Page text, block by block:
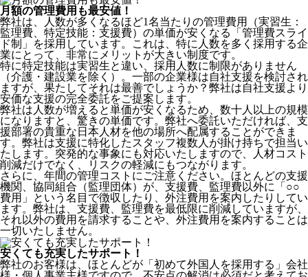
月額の管理費用も最安値！
弊社は、
人数が多くなるほど1名当たりの管理費用（実習生：
監理費、特定技能：支援費）の単価が安くなる「管理費スライ
ド制」を採用 しています。これは、特に人数を多く採用する企
業にとって、非常にメリットが大きい制度です。
特に特定技能は実習生と違い、採用人数に制限がありません
（介護・建設業を除く）。一部の企業様は自社支援を検討され
ますが、果たしてそれは最善でしょうか？弊社は自社支援より
安価な支援の完全委託をご提案します。
弊社は人数が増えると単価が安くなるため、数十人以上の規模
になりますと、驚きの単価です。弊社へ委託いただければ、支
援部署の貴重な日本人材を他の場所へ配属することができま
す。弊社は支援に特化したスタッフ複数人が掛け持ちで担当い
たします。突発的な事象にも対応いたしますので、人材コスト
削減だけでなく、リスクの軽減にもつながります。
さらに、年間の管理コストにご注意ください。ほとんどの支援
機関、協同組合（監理団体）が、支援費、監理費以外に「○○
費用」という名目で徴収したり、外注費用を案内したりしてい
ます。弊社は、支援費、監理費を最低限に削減していますが、
それ以外の費用を請求することや、外注費用を案内することは
一切いたしません。
安くても充実したサポート！
弊社のお客様は、ほとんどが 「初めて外国人を採用する」 会社